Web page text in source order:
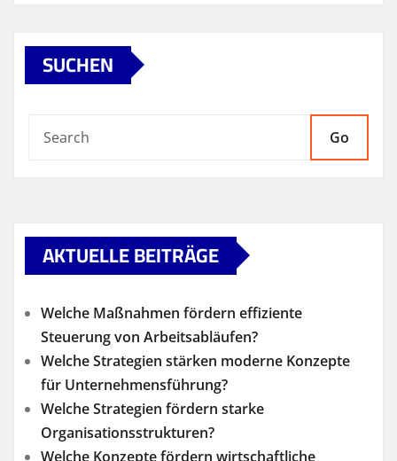
SUCHEN
Go
AKTUELLE BEITRÄGE
Welche Maßnahmen fördern effiziente
Steuerung von Arbeitsabläufen?
Welche Strategien stärken moderne Konzepte
für Unternehmensführung?
Welche Strategien fördern starke
Organisationsstrukturen?
Welche Konzepte fördern wirtschaftliche